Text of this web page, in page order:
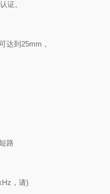
证。
达到25mm，
路
，请)